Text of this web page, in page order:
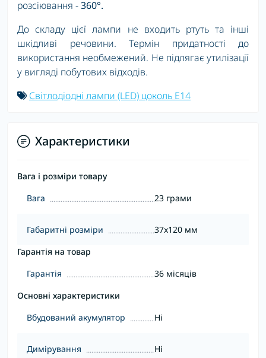
розсіювання -360°.
До складу цієї лампи не входить ртуть та інші
шкідливі речовини. Термін придатності до
використання необмежений. Не підлягає утилізації
у вигляді побутових відходів.
Світлодіодні лампи (LED) цоколь E14
Характеристики
Вага і розміри товару
Вага
23 грами
Габаритні розміри
37x120 мм
Гарантія на товар
Гарантія
36 місяців
Основні характеристики
Вбудований акумулятор
Ні
Димірування Ні